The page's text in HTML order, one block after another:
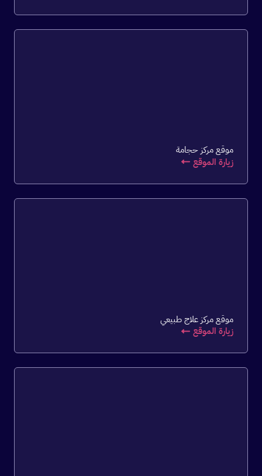
موقع مركز حجامة
زيارة الموقع
موقع مركز علاج طبيعي
زيارة الموقع